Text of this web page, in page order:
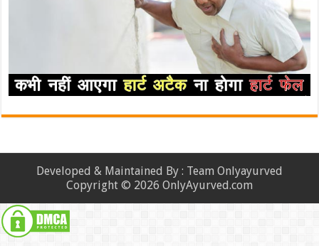
Developed & Maintained By : Team Onlyayurved
Copyright © 2026 OnlyAyurved.com